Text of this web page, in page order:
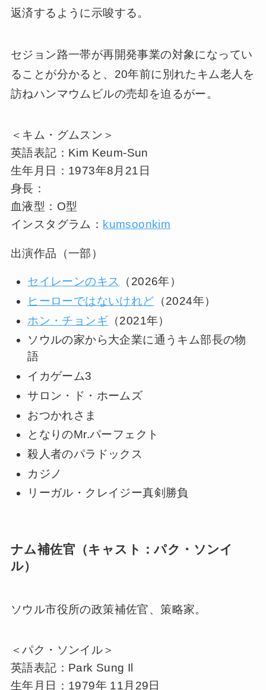
返済するように示唆する。
セジョン路一帯が再開発事業の対象になってい
ることが分かると、20年前に別れたキム老人を
訪ねハンマウムビルの売却を迫るがー。
＜キム・グムスン＞
英語表記：Kim Keum-Sun
生年月日：1973年8月21日
身長：
血液型：O型
インスタグラム： kumsoonkim
出演作品（一部）
セイレーンのキス
（2026年）
ヒーローではないけれど （2024年）
ホン・チョンギ（2021年）
ソウルの家から大企業に通うキム部長の物
語
イカゲーム3
サロン・ド・ホームズ
おつかれさま
となりのMr.パーフェクト
殺人者のパラドックス
カジノ
リーガル・クレイジー真剣勝負
ナム補佐官（キャスト：パク・ソンイ
ル）
ソウル市役所の政策補佐官、策略家。
＜パク・ソンイル＞
英語表記：Park Sung Il
生年月日：1979年 11月29日